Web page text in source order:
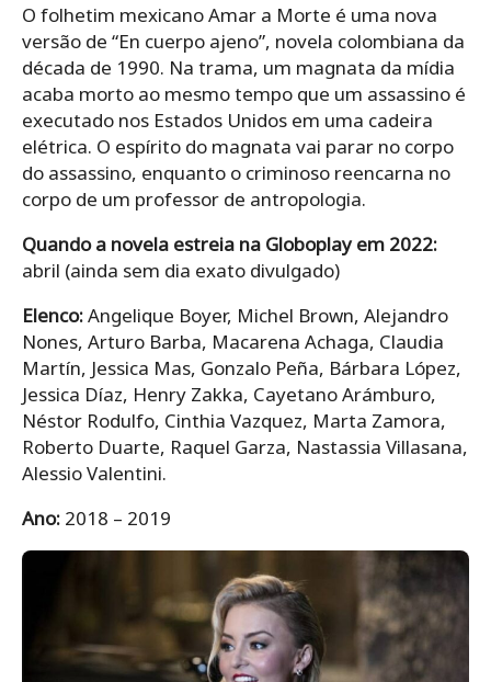
O folhetim mexicano Amar a Morte é uma nova
versão de “En cuerpo ajeno”, novela colombiana da
década de 1990. Na trama, um magnata da mídia
acaba morto ao mesmo tempo que um assassino é
executado nos Estados Unidos em uma cadeira
elétrica. O espírito do magnata vai parar no corpo
do assassino, enquanto o criminoso reencarna no
corpo de um professor de antropologia.
Quando a novela estreia na Globoplay em 2022:
abril (ainda sem dia exato divulgado)
Elenco:Angelique Boyer, Michel Brown, Alejandro
Nones, Arturo Barba, Macarena Achaga, Claudia
Martín, Jessica Mas, Gonzalo Peña, Bárbara López,
Jessica Díaz, Henry Zakka, Cayetano Arámburo,
Néstor Rodulfo, Cinthia Vazquez, Marta Zamora,
Roberto Duarte, Raquel Garza, Nastassia Villasana,
Alessio Valentini.
Ano: 2018 – 2019